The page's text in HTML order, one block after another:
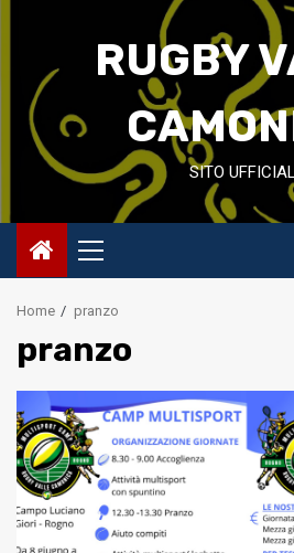
RUGBY
SITO
Primary
Menu
Home pranzo
pranzo